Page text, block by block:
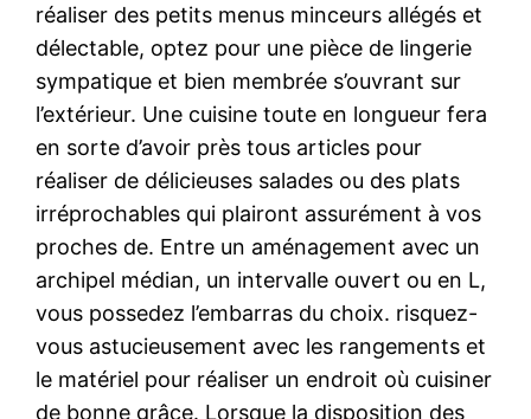
réaliser des petits menus minceurs allégés et
délectable, optez pour une pièce de lingerie
sympatique et bien membrée s’ouvrant sur
l’extérieur. Une cuisine toute en longueur fera
en sorte d’avoir près tous articles pour
réaliser de délicieuses salades ou des plats
irréprochables qui plairont assurément à vos
proches de. Entre un aménagement avec un
archipel médian, un intervalle ouvert ou en L,
vous possedez l’embarras du choix. risquez-
vous astucieusement avec les rangements et
le matériel pour réaliser un endroit où cuisiner
de bonne grâce. Lorsque la disposition des